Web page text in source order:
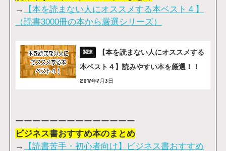
→
【本を読まない人にオススメする本ベスト４】
（読書3000冊の本から厳選シリーズ）
【本を読まない人にオススメする
本ベスト４】読みやすい本を厳選！！
2017年7月3日
ーーーーーーーーーーーーーー
ビジネス書おすすめ本のまとめ
→
【読書苦手・初心者向け】ビジネス書おすすめ